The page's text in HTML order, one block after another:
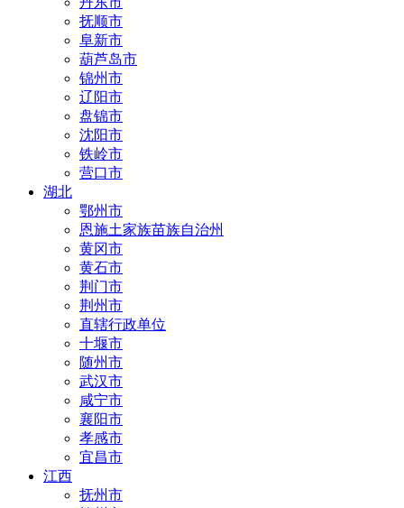
抚顺市
阜新市
葫芦岛市
锦州市
辽阳市
盘锦市
沈阳市
铁岭市
营口市
湖北
鄂州市
恩施土家族苗族自治州
黄冈市
黄石市
荆门市
荆州市
直辖行政单位
十堰市
随州市
武汉市
咸宁市
襄阳市
孝感市
宜昌市
江西
抚州市